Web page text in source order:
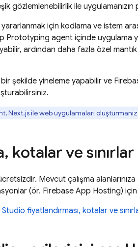
gözlemlenebilirlik ile uygulamanızın
için kodlama ve istem
Prototyping agentiçinde uygulama
ardından daha fazla özel
bir şekilde yineleme yapabilir ve
, Next.js ile web uygulamaları
, kotalar ve sınırlar
Mevcut çalışma
(ör. Firebase App Hosting) için
fiyatlandırması, kotalar ve